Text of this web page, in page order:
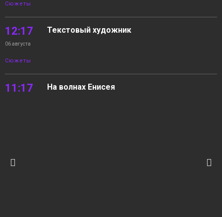
Сюжеты
12:17
06 августа
Сюжеты
Текстовый художник
11:17 На волнах Енисея
06 августа